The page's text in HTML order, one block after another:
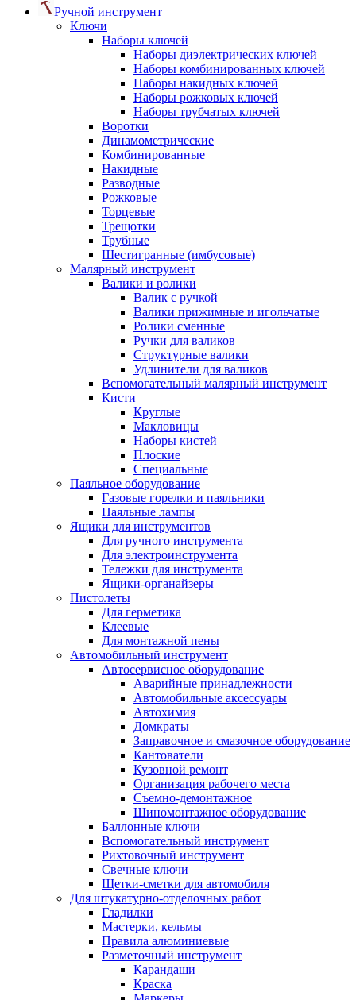
Ручной инструмент
Ключи
Наборы ключей
Наборы диэлектрических ключей
Наборы комбинированных ключей
Наборы накидных ключей
Наборы рожковых ключей
Наборы трубчатых ключей
Воротки
Динамометрические
Комбинированные
Накидные
Разводные
Рожковые
Торцевые
Трещотки
Трубные
Шестигранные (имбусовые)
Малярный инструмент
Валики и ролики
Валик с ручкой
Валики прижимные и игольчатые
Ролики сменные
Ручки для валиков
Структурные валики
Удлинители для валиков
Вспомогательный малярный инструмент
Кисти
Круглые
Макловицы
Наборы кистей
Плоские
Специальные
Паяльное оборудование
Газовые горелки и паяльники
Паяльные лампы
Ящики для инструментов
Для ручного инструмента
Для электроинструмента
Тележки для инструмента
Ящики-органайзеры
Пистолеты
Для герметика
Клеевые
Для монтажной пены
Автомобильный инструмент
Автосервисное оборудование
Аварийные принадлежности
Автомобильные аксессуары
Автохимия
Домкраты
Заправочное и смазочное оборудование
Кантователи
Кузовной ремонт
Организация рабочего места
Съемно-демонтажное
Шиномонтажное оборудование
Баллонные ключи
Вспомогательный инструмент
Рихтовочный инструмент
Свечные ключи
Щетки-сметки для автомобиля
Для штукатурно-отделочных работ
Гладилки
Мастерки, кельмы
Правила алюминиевые
Разметочный инструмент
Карандаши
Краска